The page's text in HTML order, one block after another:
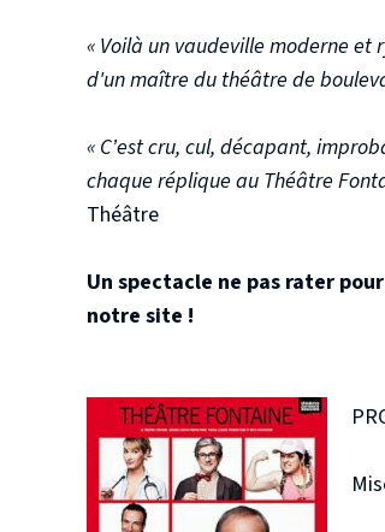
« Voilà un vaudeville moderne et
d'un maître du théâtre de
« C’est cru, cul, décapant,
chaque réplique au Théâtre
Théâtre
Un spectacle ne pas rater
notre site !